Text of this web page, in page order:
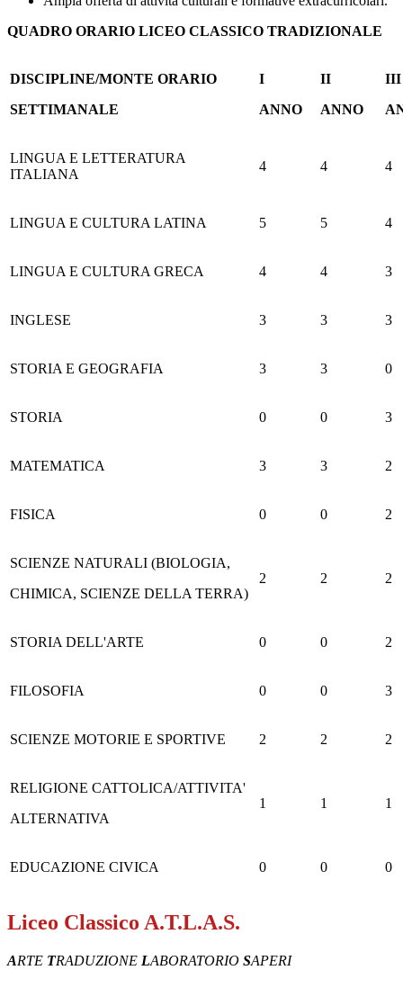
QUADRO ORARIO LICEO CLASSICO TRADIZIONALE
DISCIPLINE/MONTE ORARIO
SETTIMANALE
I
ANNO
II
ANNO
III
LINGUA E LETTERATURA
ITALIANA
4 4 4
LINGUA E CULTURA LATINA 5 5 4
LINGUA E CULTURA GRECA 4 4 3
INGLESE 3 3 3
STORIA E GEOGRAFIA 3 3 0
STORIA 0 0 3
MATEMATICA 3 3 2
FISICA 0 0 2
SCIENZE NATURALI (BIOLOGIA,
CHIMICA, SCIENZE DELLA TERRA)
2 2 2
STORIA DELL'ARTE 0 0 2
FILOSOFIA 0 0 3
SCIENZE MOTORIE E SPORTIVE 2 2 2
RELIGIONE CATTOLICA/ATTIVITA'
ALTERNATIVA
1 1 1
EDUCAZIONE CIVICA 0 0 0
Liceo Classico A.T.L.A.S.
ARTE TRADUZIONE LABORATORIO SAPERI